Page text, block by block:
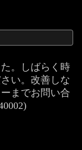
。しばらく時
い。改善しな
までお問い合